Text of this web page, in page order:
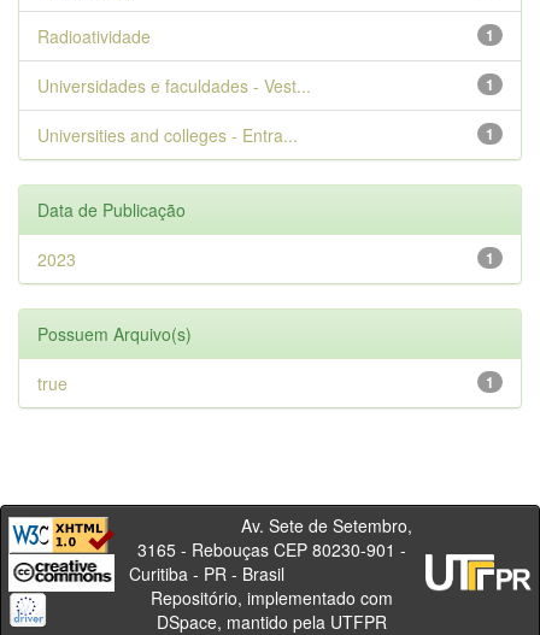
1
Radioatividade
1
Universidades e faculdades - Vest...
1
Universities and colleges - Entra...
Data de Publicação
1
2023
Possuem Arquivo(s)
1
true
Av. Sete de Setembro,
3165 - Rebouças CEP 80230-901 -
Curitiba - PR - Brasil
Repositório, implementado com
DSpace, mantido pela UTFPR